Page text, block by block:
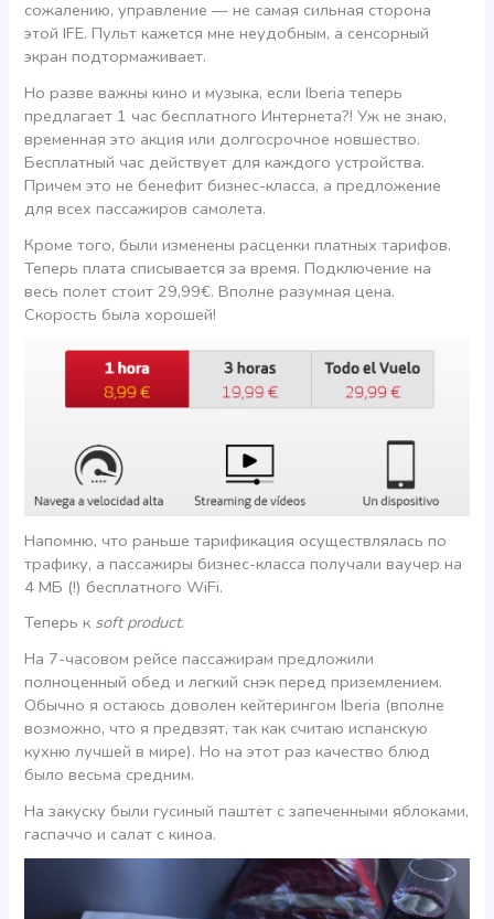
сожалению, управление — не самая сильная сторона
этой IFE. Пульт кажется мне неудобным, а сенсорный
экран подтормаживает.
Но разве важны кино и музыка, если Iberia теперь
предлагает 1 час бесплатного Интернета?! Уж не знаю,
временная это акция или долгосрочное новшество.
Бесплатный час действует для каждого устройства.
Причем это не бенефит бизнес-класса, а предложение
для всех пассажиров самолета.
Кроме того, были изменены расценки платных тарифов.
Теперь плата списывается за время. Подключение на
весь полет стоит 29,99€. Вполне разумная цена.
Скорость была хорошей!
Напомню, что раньше тарификация осуществлялась по
трафику, а пассажиры бизнес-класса получали ваучер на
4 МБ (!) бесплатного WiFi.
Теперь к soft product.
На 7-часовом рейсе пассажирам предложили
полноценный обед и легкий снэк перед приземлением.
Обычно я остаюсь доволен кейтерингом Iberia (вполне
возможно, что я предвзят, так как считаю испанскую
кухню лучшей в мире). Но на этот раз качество блюд
было весьма средним.
На закуску были гусиный паштет с запеченными яблоками,
гаспаччо и салат с киноа.